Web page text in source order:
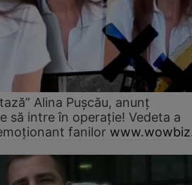
Alina Pușcău, anunț
să intre în operație! Vedeta a
fanilor